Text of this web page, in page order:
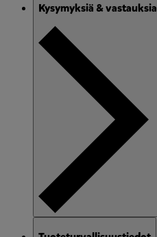
Kysymyksiä & vastauksia